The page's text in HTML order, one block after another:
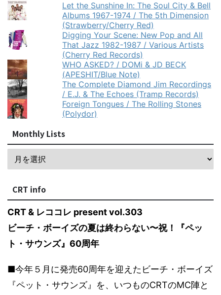
Let the Sunshine In: The Soul City & Bell
Albums 1967-1974 / The 5th Dimension
(Strawberry/Cherry Red)
Digging Your Scene: New Pop and All
That Jazz 1982-1987 / Various Artists
(Cherry Red Records)
WHO ASKED? / DOMi & JD BECK
(APESHIT/Blue Note)
The Complete Diamond Jim Recordings
/ E.J. & The Echoes (Tramp Records)
Foreign Tongues / The Rolling Stones
(Polydor)
Monthly Lists
CRT info
CRT & レココレ present vol.303
ビーチ・ボーイズの夏は終わらない〜祝！『ペッ
ト・サウンズ』60周年
■今年５月に発売60周年を迎えたビーチ・ボーイズ
『ペット・サウンズ』を、いつものCRTのMC陣と